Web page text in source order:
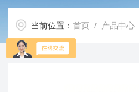
当前位置：首页 / 产品中心